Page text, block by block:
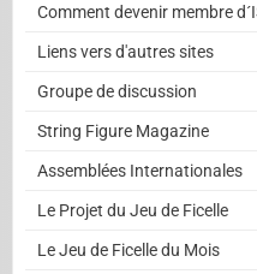
Comment devenir membre
Liens vers d'autres sites
Groupe de discussion
String Figure Magazine
Assemblées Internationales
Le Projet du Jeu de Ficelle
Le Jeu de Ficelle du Mois